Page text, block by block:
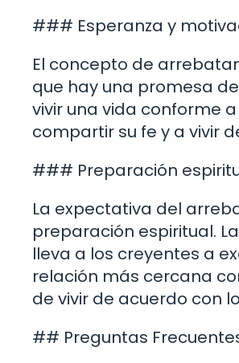
### Esperanza y
El concepto de
que hay una promesa
vivir una vida conforme
compartir su fe y a vivir
### Preparación
La expectativa del
preparación espiritual.
lleva a los creyentes a
relación más cercana
de vivir de acuerdo con
## Preguntas